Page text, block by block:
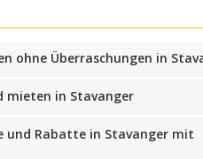
ohne Überraschungen in
mieten in Stavanger
und Rabatte in Stavanger mit